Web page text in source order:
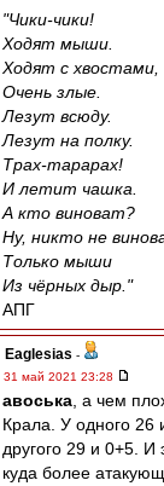
"Чики-чики!
Ходят мыши.
Ходят с хвостами,
Очень злые.
Лезут всюду.
Лезут на полку.
Трах-тарарах!
И летит чашка.
А кто виноват?
Ну, никто не
Только мыши
Из чёрных дыр."
АПГ
Eaglesias -
31 май 2021 23:28
авоська , а чем
Крала. У одного 26
другого 29 и 0+5. И
куда более